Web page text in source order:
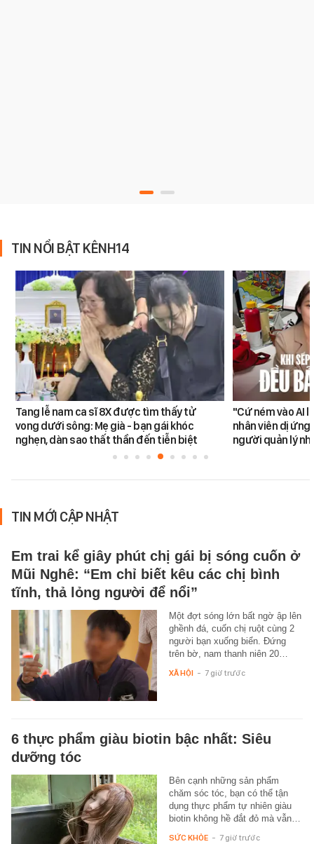
TIN NỔI BẬT KÊNH14
Tang lễ nam ca sĩ 8X được tìm thấy tử
vong dưới sông: Mẹ già - bạn gái khóc
nghẹn, dàn sao thất thần đến tiễn biệt
"Cứ ném vào AI
nhân viên dị ứng
người quản lý
TIN MỚI CẬP NHẬT
Em trai kể giây phút chị gái bị sóng cuốn ở
Mũi Nghê: “Em chỉ biết kêu các chị bình
tĩnh, thả lỏng người để nổi”
Một đợt sóng lớn bất ngờ ập lên
ghềnh đá, cuốn chị ruột cùng 2
người bạn xuống biển. Đứng
trên bờ, nam thanh niên 20…
XÃ HỘI - 7 giờ trước
6 thực phẩm giàu biotin bậc nhất: Siêu
dưỡng tóc
Bên cạnh những sản phẩm
chăm sóc tóc, bạn có thể tận
dụng thực phẩm tự nhiên giàu
biotin không hề đắt đỏ mà vẫn…
SỨC KHỎE - 7 giờ trước